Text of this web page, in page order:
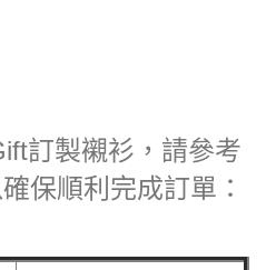
訂製襯衫，請參考
保順利完成訂單：